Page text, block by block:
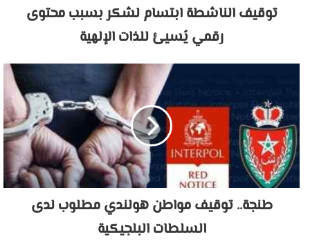
توقيف الناشطة ابتسام لشكر بسبب محتوى
رقمي يُسيئ للذات الإلهية
طنجة.. توقيف مواطن هولندي مطلوب لدى
السلطات البلجيكية